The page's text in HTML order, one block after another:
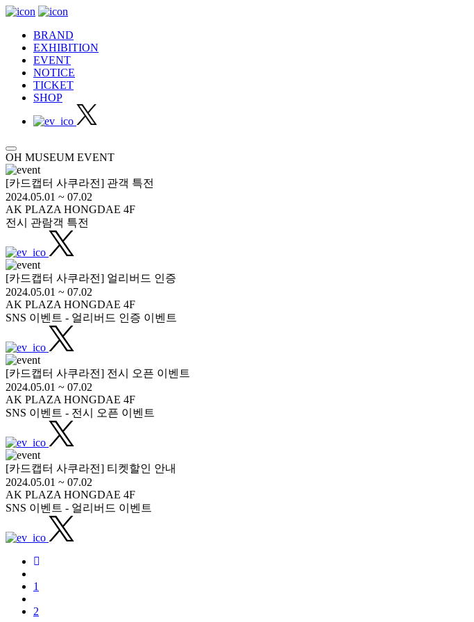
BRAND
EXHIBITION
EVENT
NOTICE
TICKET
SHOP
OH MUSEUM EVENT
[카드캡터 사쿠라전] 관객 특전
2024.05.01 ~ 07.02
AK PLAZA HONGDAE 4F
전시 관람객 특전
[카드캡터 사쿠라전] 얼리버드 인증
2024.05.01 ~ 07.02
AK PLAZA HONGDAE 4F
SNS 이벤트 - 얼리버드 인증 이벤트
[카드캡터 사쿠라전] 전시 오픈 이벤트
2024.05.01 ~ 07.02
AK PLAZA HONGDAE 4F
SNS 이벤트 - 전시 오픈 이벤트
[카드캡터 사쿠라전] 티켓할인 안내
2024.05.01 ~ 07.02
AK PLAZA HONGDAE 4F
SNS 이벤트 - 얼리버드 이벤트
1
2